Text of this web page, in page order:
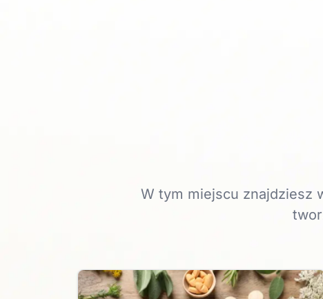
W tym miejscu znajdziesz